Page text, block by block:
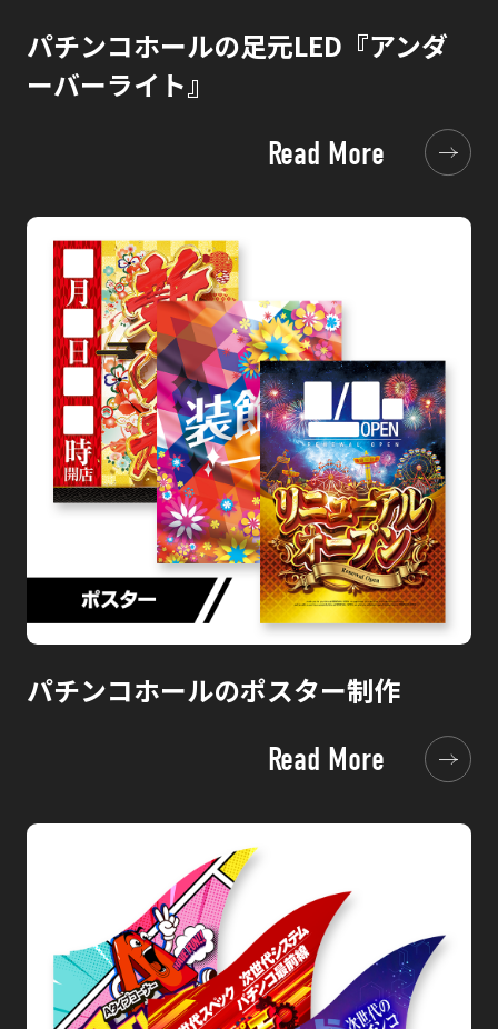
パチンコホールの足元LED『アンダ
ーバーライト』
Read More
パチンコホールのポスター制作
Read More